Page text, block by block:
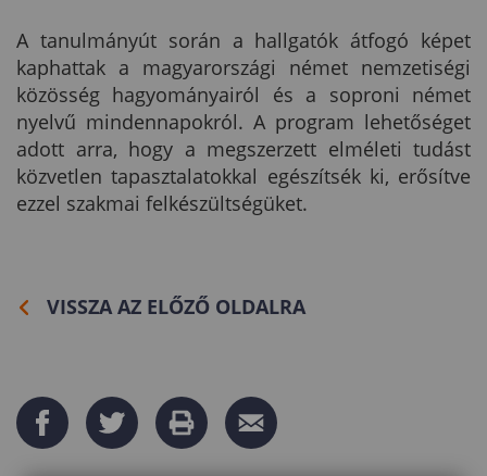
A tanulmányút során a hallgatók átfogó képet
kaphattak a magyarországi német nemzetiségi
közösség hagyományairól és a soproni német
nyelvű mindennapokról. A program lehetőséget
adott arra, hogy a megszerzett elméleti tudást
közvetlen tapasztalatokkal egészítsék ki, erősítve
ezzel szakmai felkészültségüket.
VISSZA AZ ELŐZŐ OLDALRA